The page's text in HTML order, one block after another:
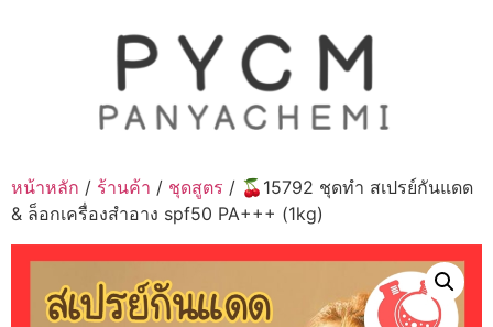
หน้าหลัก / ร้านค้า / ชุดสูตร / 🍒15792 ชุดทำ สเปรย์กันแดด
& ล็อกเครื่องสำอาง spf50 PA+++ (1kg)